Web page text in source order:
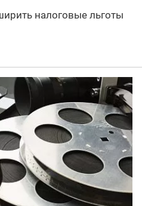
налоговые льготы